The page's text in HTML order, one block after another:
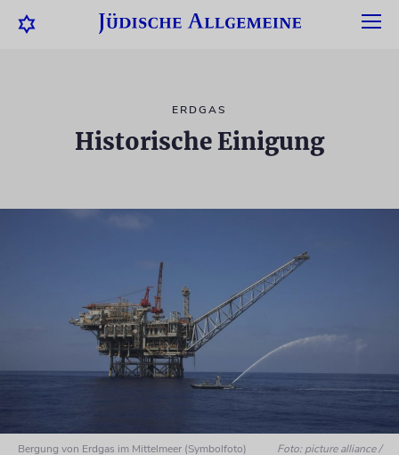
ERDGAS
Historische Einigung
Bergung von Erdgas im Mittelmeer (Symbolfoto)
Foto: picture alliance /